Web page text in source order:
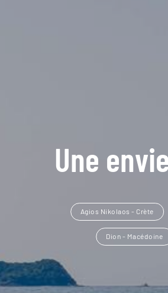
Une
Agios Nikolaos - Crète
Dion - Macédoine